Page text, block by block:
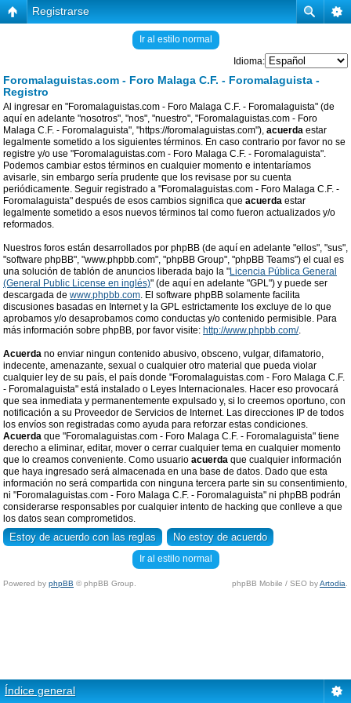
Registrarse
Ir al estilo normal
Idioma:
Foromalaguistas.com - Foro Malaga C.F. - Foromalaguista -
Registro
Al ingresar en "Foromalaguistas.com - Foro Malaga C.F. - Foromalaguista" (de
aquí en adelante "nosotros", "nos", "nuestro", "Foromalaguistas.com - Foro
Malaga C.F. - Foromalaguista", "https://foromalaguistas.com"), acuerda estar
legalmente sometido a los siguientes términos. En caso contrario por favor no se
registre y/o use "Foromalaguistas.com - Foro Malaga C.F. - Foromalaguista".
Podemos cambiar estos términos en cualquier momento e intentaríamos
avisarle, sin embargo sería prudente que los revisase por su cuenta
periódicamente. Seguir registrado a "Foromalaguistas.com - Foro Malaga C.F. -
Foromalaguista" después de esos cambios significa que acuerda estar
legalmente sometido a esos nuevos términos tal como fueron actualizados y/o
reformados.
Nuestros foros están desarrollados por phpBB (de aquí en adelante "ellos", "sus",
"software phpBB", "www.phpbb.com", "phpBB Group", "phpBB Teams") el cual es
una solución de tablón de anuncios liberada bajo la "Licencia Pública General
(General Public License en inglés)" (de aquí en adelante "GPL") y puede ser
descargada de www.phpbb.com. El software phpBB solamente facilita
discusiones basadas en Internet y la GPL estrictamente los excluye de lo que
aprobamos y/o desaprobamos como conductas y/o contenido permisible. Para
más información sobre phpBB, por favor visite: http://www.phpbb.com/.
Acuerda no enviar ningun contenido abusivo, obsceno, vulgar, difamatorio,
indecente, amenazante, sexual o cualquier otro material que pueda violar
cualquier ley de su país, el país donde "Foromalaguistas.com - Foro Malaga C.F.
- Foromalaguista" está instalado o Leyes Internacionales. Hacer eso provocará
que sea inmediata y permanentemente expulsado y, si lo creemos oportuno, con
notificación a su Proveedor de Servicios de Internet. Las direcciones IP de todos
los envíos son registradas como ayuda para reforzar estas condiciones.
Acuerda que "Foromalaguistas.com - Foro Malaga C.F. - Foromalaguista" tiene
derecho a eliminar, editar, mover o cerrar cualquier tema en cualquier momento
que lo creamos conveniente. Como usuario acuerda que cualquier información
que haya ingresado será almacenada en una base de datos. Dado que esta
información no será compartida con ninguna tercera parte sin su consentimiento,
ni "Foromalaguistas.com - Foro Malaga C.F. - Foromalaguista" ni phpBB podrán
considerarse responsables por cualquier intento de hacking que conlleve a que
los datos sean comprometidos.
Ir al estilo normal
Powered by phpBB © phpBB Group. phpBB Mobile / SEO byArtodia
Índice general